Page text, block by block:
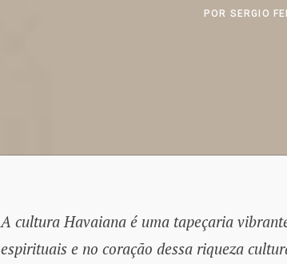
POR SERGIO
A cultura Havaiana é uma tapeçaria
espirituais e no coração dessa riqueza